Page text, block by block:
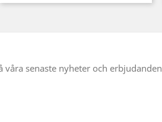
våra senaste nyheter och erbjudanden